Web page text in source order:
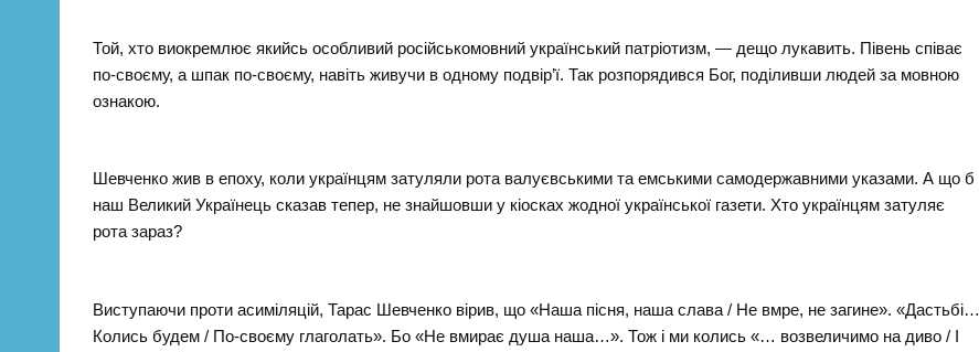
Той, хто виокремлює якийсь особливий російськомовний український патріотизм, — дещо лукавить. Півень співає
по-своєму, а шпак по-своєму, навіть живучи в одному подвір’ї. Так розпорядився Бог, поділивши людей за мовною
ознакою.
Шевченко жив в епоху, коли українцям затуляли рота валуєвськими та емськими самодержавними указами. А що б
наш Великий Українець сказав тепер, не знайшовши у кіосках жодної української газети. Хто українцям затуляє
рота зараз?
Виступаючи проти асиміляцій, Тарас Шевченко вірив, що «Наша пісня, наша слава / Не вмре, не загине». «Дастьбі…
Колись будем / По-своєму глаголать». Бо «Не вмирає душа наша…». Тож і ми колись «… возвеличимо на диво / І